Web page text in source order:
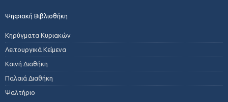
Ψηφιακή Βιβλιοθήκη
Κηρύγματα Κυριακών
Λειτουργικά Κείμενα
Καινή Διαθήκη
Παλαιά Διαθήκη
Ψαλτήριο